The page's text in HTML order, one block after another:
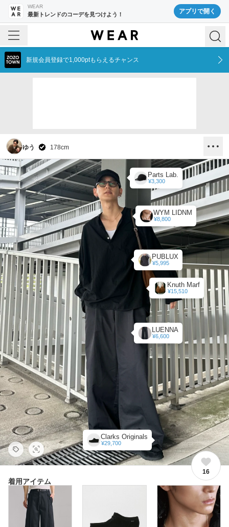
WEAR
最新トレンドのコーデを見つけよう！ アプリで開く
新規会員登録で1,000ptもらえるチャンス
ゆう 178cm
LUENNA
¥6,600
Clarks Originals
¥29,700
WYM LIDNM
¥8,800
Parts Lab.
¥3,300
PUBLUX
¥5,995
Knuth Marf
¥15,510
16
着用アイテム